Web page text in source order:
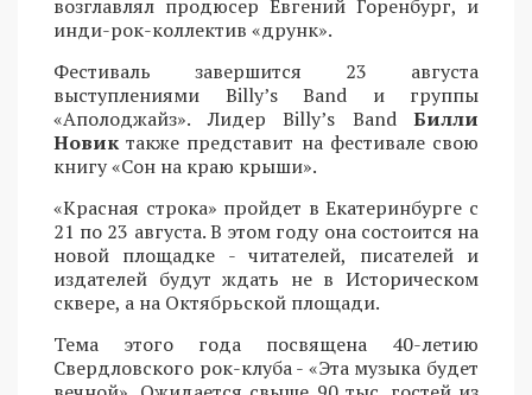
возглавлял продюсер Евгений Горенбург, и
инди-рок-коллектив «друнк».
Фестиваль завершится 23 августа
выступлениями Billy’s Band и группы
«Аполоджайз». Лидер Billy’s Band Билли
Новик также представит на фестивале свою
книгу «Сон на краю крыши».
«Красная строка» пройдет в Екатеринбурге с
21 по 23 августа. В этом году она состоится на
новой площадке - читателей, писателей и
издателей будут ждать не в Историческом
сквере, а на Октябрьской площади.
Тема этого года посвящена 40-летию
Свердловского рок-клуба - «Эта музыка будет